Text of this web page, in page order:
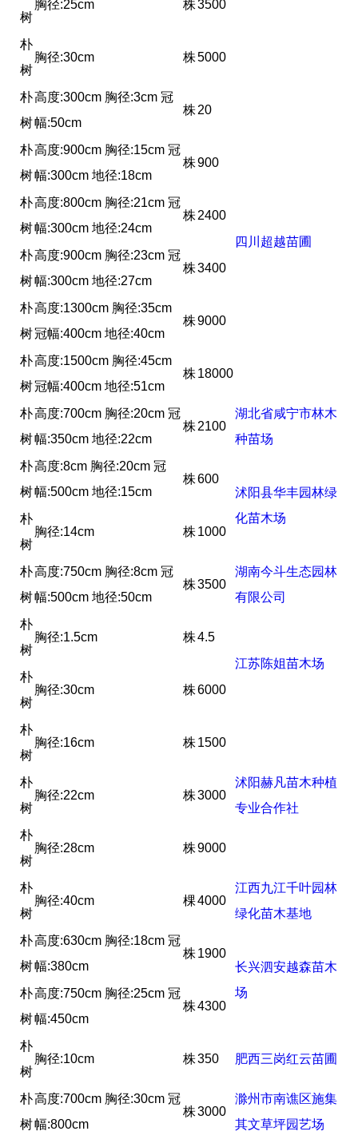
树
胸径:25cm 株3500
朴
树
胸径:30cm 株5000
朴
树
高度:300cm 胸径:3cm 冠
幅:50cm
株20
四川超越苗圃
朴
树
高度:900cm 胸径:15cm 冠
幅:300cm 地径:18cm
株900
朴
树
高度:800cm 胸径:21cm 冠
幅:300cm 地径:24cm
株2400
朴
树
高度:900cm 胸径:23cm 冠
幅:300cm 地径:27cm
株3400
朴
树
高度:1300cm 胸径:35cm
冠幅:400cm 地径:40cm
株9000
朴
树
高度:1500cm 胸径:45cm
冠幅:400cm 地径:51cm
株18000
朴
树
高度:700cm 胸径:20cm 冠
幅:350cm 地径:22cm
株2100
湖北省咸宁市林木
种苗场
朴
树
高度:8cm 胸径:20cm 冠
幅:500cm 地径:15cm
株600
沭阳县华丰园林绿
化苗木场
朴
树
胸径:14cm 株1000
朴
树
高度:750cm 胸径:8cm 冠
幅:500cm 地径:50cm
株3500
湖南今斗生态园林
有限公司
朴
树
胸径:1.5cm 株4.5
江苏陈姐苗木场
朴
树
胸径:30cm 株6000
朴
树
胸径:16cm 株1500
沭阳赫凡苗木种植
专业合作社
朴
树
胸径:22cm 株3000
朴
树
胸径:28cm 株9000
朴
树
胸径:40cm 棵4000
江西九江千叶园林
绿化苗木基地
朴
树
高度:630cm 胸径:18cm 冠
幅:380cm
株1900
长兴泗安越森苗木
场
朴
树
高度:750cm 胸径:25cm 冠
幅:450cm
株4300
朴
树
胸径:10cm 株350 肥西三岗红云苗圃
朴
树
高度:700cm 胸径:30cm 冠
幅:800cm
株3000
滁州市南谯区施集
其文草坪园艺场